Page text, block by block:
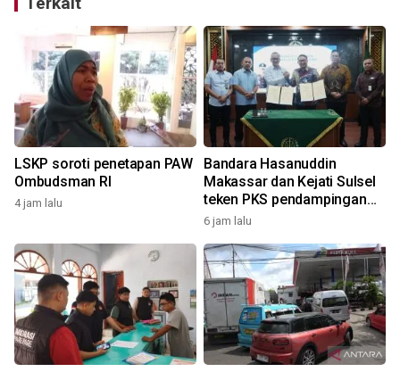
LSKP soroti penetapan PAW
Ombudsman RI
4 jam lalu
Bandara Hasanuddin
Makassar dan Kejati Sulsel
teken PKS pendampingan
hukum
6 jam lalu